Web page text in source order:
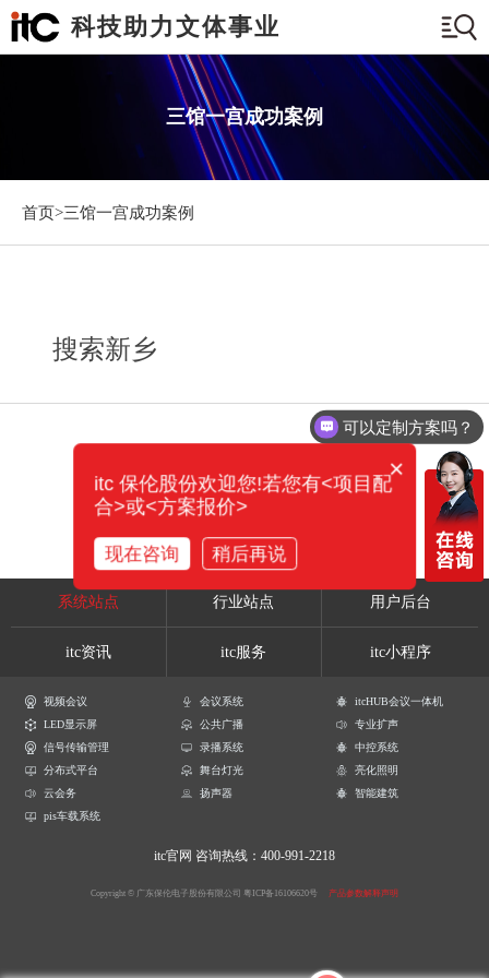
科技助力文体事业
三馆一宫成功案例
首页>三馆一宫成功案例
搜索新乡
系统站点 行业站点 用户后台
itc资讯 itc服务 itc小程序
视频会议 会议系统
itcHUB会议一体机
LED显示屏
公共广播
专业扩声
信号传输管理
录播系统
中控系统
分布式平台
舞台灯光
亮化照明
云会务
扬声器
智能建筑
pis车载系统
itc官网 咨询热线：400-991-2218
Copyright © 广东保伦电子股份有限公司 粤ICP备16106620号 产品参数解释声明
可以定制方案吗？
×
itc 保伦股份欢迎您!若您有<项目配
合>或<方案报价>
现在咨询 稍后再说